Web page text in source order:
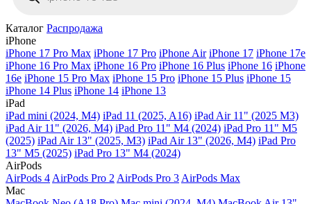
Каталог Распродажа
iPhone
iPhone 17 Pro Max iPhone 17 Pro iPhone Air iPhone 17 iPhone 17e
iPhone 16 Pro Max iPhone 16 Pro iPhone 16 Plus iPhone 16 iPhone
16e iPhone 15 Pro Max iPhone 15 Pro iPhone 15 Plus iPhone 15
iPhone 14 Plus iPhone 14 iPhone 13
iPad
iPad mini (2024, M4) iPad 11 (2025, A16) iPad Air 11" (2025 M3)
iPad Air 11" (2026, M4) iPad Pro 11" M4 (2024) iPad Pro 11" M5
(2025) iPad Air 13" (2025, M3) iPad Air 13" (2026, M4) iPad Pro
13" M5 (2025) iPad Pro 13" M4 (2024)
AirPods
AirPods 4 AirPods Pro 2 AirPods Pro 3 AirPods Max
Mac